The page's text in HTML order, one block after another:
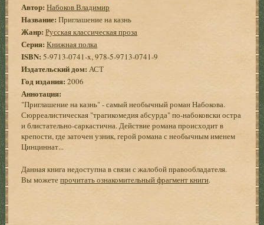
Автор: Набоков Владимир
Название: Приглашение на казнь
Жанр: Русская классическая проза
Серия: Книжная полка
ISBN: 5-9713-0741-x, 978-5-9713-0741-9
Издательский дом: АСТ
Год издания: 2006
Аннотация:
"Приглашение на казнь" - самый необычный роман Набокова.
Сюрреалистическая "трагикомедия абсурда" по-набоковски остра
и блистательно-саркастична. Действие романа происходит в
крепости, где заточен узник, герой романа с необычным именем
Цинциннат...
Данная книга недоступна в связи с жалобой правообладателя.
Вы можетепрочитать ознакомительный фрагмент книги.